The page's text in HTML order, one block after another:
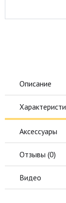
Описание
Аксессуары
Отзывы (0)
Видео